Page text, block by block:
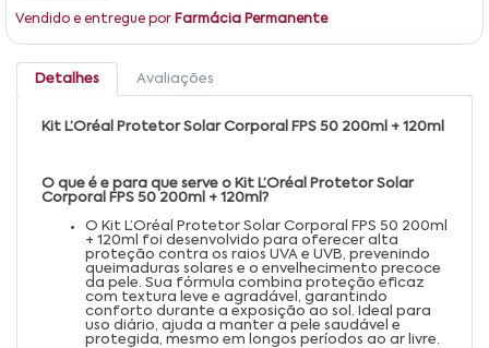
Vendido e entregue por Farmácia Permanente
Detalhes Avaliações
Kit L’Oréal Protetor Solar Corporal FPS 50 200ml + 120ml
O que é e para que serve o Kit L’Oréal Protetor Solar
Corporal FPS 50 200ml + 120ml?
O Kit L’Oréal Protetor Solar Corporal FPS 50 200ml
+ 120ml foi desenvolvido para oferecer alta
proteção contra os raios UVA e UVB, prevenindo
queimaduras solares e o envelhecimento precoce
da pele. Sua fórmula combina proteção eficaz
com textura leve e agradável, garantindo
conforto durante a exposição ao sol. Ideal para
uso diário, ajuda a manter a pele saudável e
protegida, mesmo em longos períodos ao ar livre.